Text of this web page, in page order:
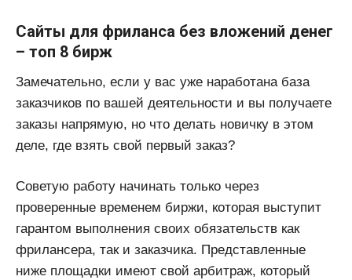
Сайты для фриланса без вложений денег
– топ 8 бирж
Замечательно, если у вас уже наработана база
заказчиков по вашей деятельности и вы получаете
заказы напрямую, но что делать новичку в этом
деле, где взять свой первый заказ?
Советую работу начинать только через
проверенные временем биржи, которая выступит
гарантом выполнения своих обязательств как
фрилансера, так и заказчика. Представленные
ниже площадки имеют свой арбитраж, который